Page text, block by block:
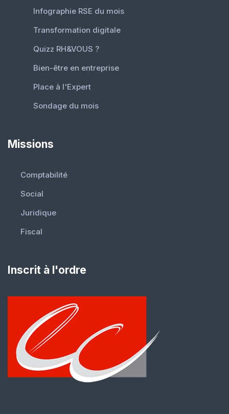
Infographie RSE du mois
Transformation digitale
Quizz RH&VOUS ?
Bien-être en entreprise
Place à l'Expert
Sondage du mois
Missions
Comptabilité
Social
Juridique
Fiscal
Inscrit à l'ordre